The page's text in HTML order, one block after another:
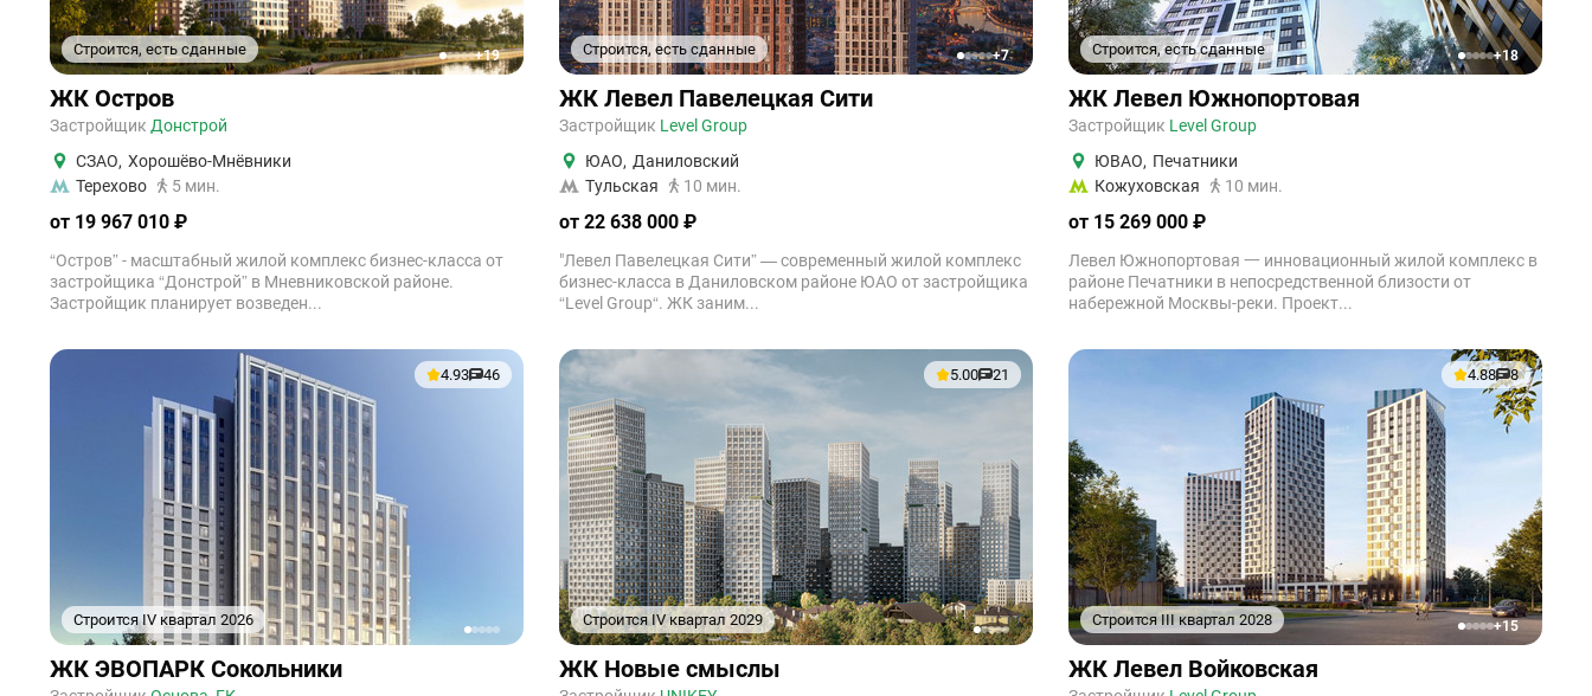
Строится, есть сданные
12345+19
ЖК Остров
Застройщик Донстрой
СЗАО, Хорошёво-Мнёвники
Терехово
5 мин.
от 19 967 010 ₽
“Остров” - масштабный жилой комплекс бизнес-класса от
застройщика “Донстрой” в Мневниковской районе.
Застройщик планирует возведен...
Строится, есть сданные
12345+7
ЖК Левел Павелецкая Сити
Застройщик Level Group
ЮАО, Даниловский
Тульская
10 мин.
от 22 638 000 ₽
"Левел Павелецкая Сити” — современный жилой комплекс
бизнес-класса в Даниловском районе ЮАО от застройщика
“Level Group“. ЖК заним...
Строится, есть сданные
12345+18
ЖК Левел Южнопортовая
Застройщик Level Group
ЮВАО, Печатники
Кожуховская
10 мин.
от 15 269 000 ₽
Левел Южнопортовая 一 инновационный жилой комплекс в
районе Печатники в непосредственной близости от
набережной Москвы-реки. Проект...
Строится IV квартал 2026
4.93 46
12345
ЖК ЭВОПАРК Сокольники
Строится IV квартал 2029
5.00 21
12345
ЖК Новые смыслы
Строится III квартал 2028
4.88 8
12345+15
ЖК Левел Войковская